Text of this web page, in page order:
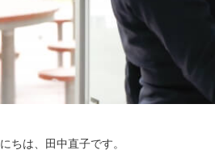
ちは、田中直子です。